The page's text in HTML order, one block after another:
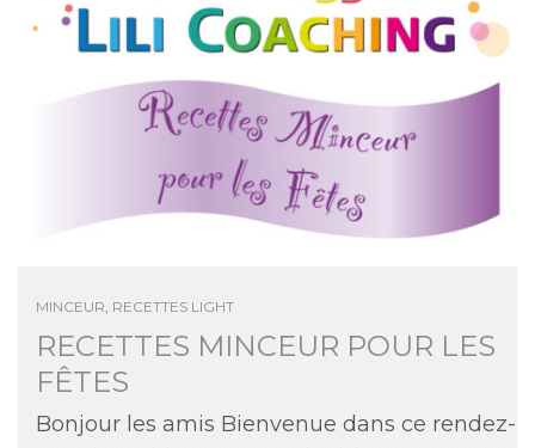
MINCEUR RECETTES LIGHT
RECETTES MINCEUR POUR LES
FÊTES
Bonjour les amis Bienvenue dans ce rendez-